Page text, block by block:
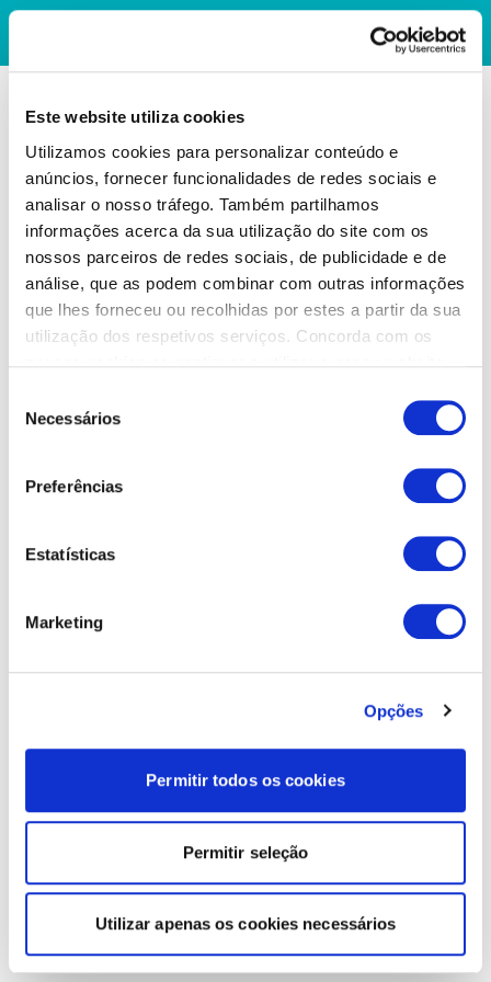
Este website utiliza cookies
Utilizamos cookies para personalizar conteúdo e
anúncios, fornecer funcionalidades de redes sociais e
analisar o nosso tráfego. Também partilhamos
informações acerca da sua utilização do site com os
nossos parceiros de redes sociais, de publicidade e de
análise, que as podem combinar com outras informações
que lhes forneceu ou recolhidas por estes a partir da sua
utilização dos respetivos serviços. Concorda com os
Necessários
Preferências
Estatísticas
Marketing
Opções
Permitir todos os cookies
Permitir seleção
Utilizar apenas os cookies necessários